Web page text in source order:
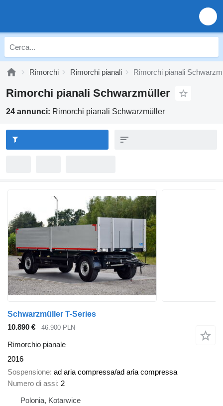
Rimorchi Rimorchi pianali Rimorchi pianali
Rimorchi pianali Schwarzmüller
24 annunci: Rimorchi pianali Schwarzmüller
Schwarzmüller T-Series
10.890 €
46.900 PLN
Rimorchio pianale
2016
Sospensione ad aria compressa/ad aria compressa
Numero di assi 2
Polonia, Kotarwice